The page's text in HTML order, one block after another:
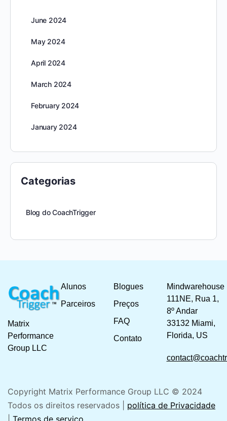
June 2024
May 2024
April 2024
March 2024
February 2024
January 2024
Categorias
Blog do CoachTrigger
Matrix
Performance
Group LLC
Alunos
Parceiros
Blogues
Preços
FAQ
Contato
Mindwarehouse
111NE, Rua 1,
8º Andar
33132 Miami,
Florida, US
Copyright Matrix Performance Group LLC © 2024
Todos os direitos reservados | política de Privacidade